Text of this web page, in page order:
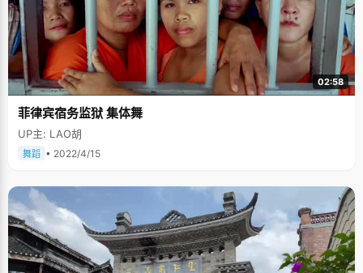
02:58
菲律宾宿务监狱 集体舞
UP主: LAO胡
舞蹈 • 2022/4/15